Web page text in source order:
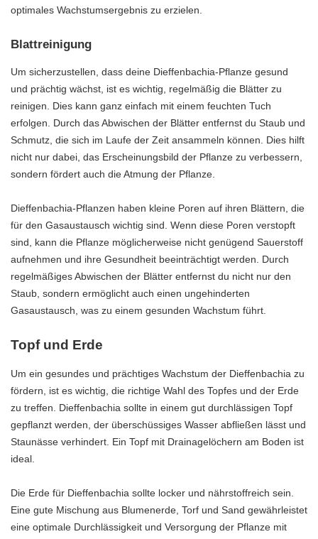
optimales Wachstumsergebnis zu erzielen.
Blattreinigung
Um sicherzustellen, dass deine Dieffenbachia-Pflanze gesund
und prächtig wächst, ist es wichtig, regelmäßig die Blätter zu
reinigen. Dies kann ganz einfach mit einem feuchten Tuch
erfolgen. Durch das Abwischen der Blätter entfernst du Staub und
Schmutz, die sich im Laufe der Zeit ansammeln können. Dies hilft
nicht nur dabei, das Erscheinungsbild der Pflanze zu verbessern,
sondern fördert auch die Atmung der Pflanze.
Dieffenbachia-Pflanzen haben kleine Poren auf ihren Blättern, die
für den Gasaustausch wichtig sind. Wenn diese Poren verstopft
sind, kann die Pflanze möglicherweise nicht genügend Sauerstoff
aufnehmen und ihre Gesundheit beeinträchtigt werden. Durch
regelmäßiges Abwischen der Blätter entfernst du nicht nur den
Staub, sondern ermöglicht auch einen ungehinderten
Gasaustausch, was zu einem gesunden Wachstum führt.
Topf und Erde
Um ein gesundes und prächtiges Wachstum der Dieffenbachia zu
fördern, ist es wichtig, die richtige Wahl des Topfes und der Erde
zu treffen. Dieffenbachia sollte in einem gut durchlässigen Topf
gepflanzt werden, der überschüssiges Wasser abfließen lässt und
Staunässe verhindert. Ein Topf mit Drainagelöchern am Boden ist
ideal.
Die Erde für Dieffenbachia sollte locker und nährstoffreich sein.
Eine gute Mischung aus Blumenerde, Torf und Sand gewährleistet
eine optimale Durchlässigkeit und Versorgung der Pflanze mit